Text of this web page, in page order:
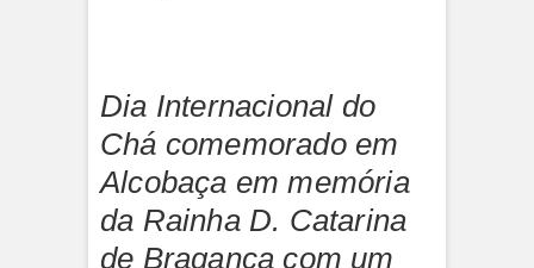
Dia Internacional do
Chá comemorado em
Alcobaça em memória
da Rainha D. Catarina
de Bragança com um